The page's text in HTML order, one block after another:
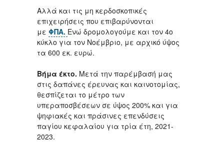
Αλλά και τις μη κερδοσκοπικές
επιχειρήσεις που επιβαρύνονται
με ΦΠΑ. Ενώ δρομολογούμε και τον 4ο
κύκλο για τον Νοέμβριο, με αρχικό ύψος
τα 600 εκ. ευρώ.
Βήμα έκτο. Μετά την παρέμβασή μας
στις δαπάνες έρευνας και καινοτομίας,
θεσπίζεται το μέτρο των
υπεραποσβέσεων σε ύψος 200% και για
ψηφιακές και πράσινες επενδύσεις
παγίου κεφαλαίου για τρία έτη, 2021-
2023.